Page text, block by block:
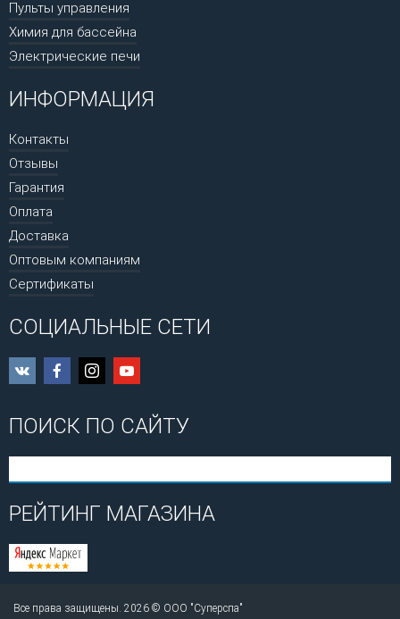
Пульты управления
Химия для бассейна
Электрические печи
ИНФОРМАЦИЯ
Контакты
Отзывы
Гарантия
Оплата
Доставка
Оптовым компаниям
Сертификаты
СОЦИАЛЬНЫЕ СЕТИ
ПОИСК ПО САЙТУ
РЕЙТИНГ МАГАЗИНА
Все права защищены. 2026 © ООО "Суперспа"